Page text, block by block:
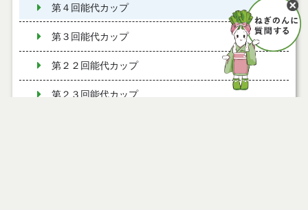
第４回能代カップ
第３回能代カップ
第２２回能代カップ
第２３回能代カップ